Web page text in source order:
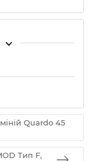
Quardo 45
Тип F,